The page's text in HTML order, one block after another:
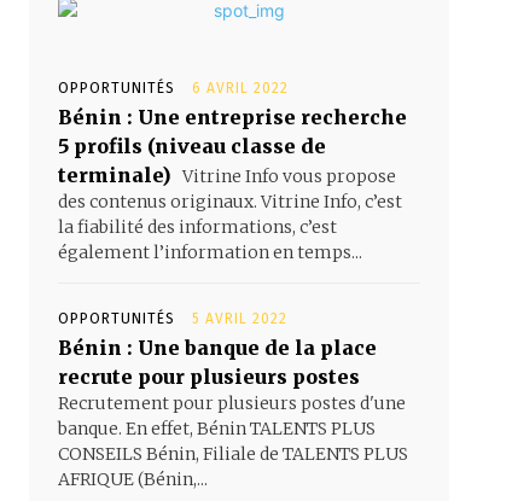
OPPORTUNITÉS 6 AVRIL 2022
Bénin : Une entreprise recherche
5 profils (niveau classe de
terminale) Vitrine Info vous propose
des contenus originaux. Vitrine Info, c’est
la fiabilité des informations, c’est
également l’information en temps...
OPPORTUNITÉS 5 AVRIL 2022
Bénin : Une banque de la place
recrute pour plusieurs postes
Recrutement pour plusieurs postes d'une
banque. En effet, Bénin TALENTS PLUS
CONSEILS Bénin, Filiale de TALENTS PLUS
AFRIQUE (Bénin,...